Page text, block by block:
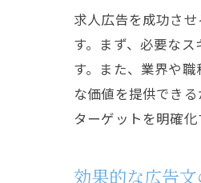
求人広告を成功さ
す。まず、必要な
す。また、業界や
な価値を提供でき
ターゲットを明確
効果的な広告